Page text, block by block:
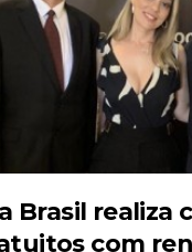
Brasil realiza
com